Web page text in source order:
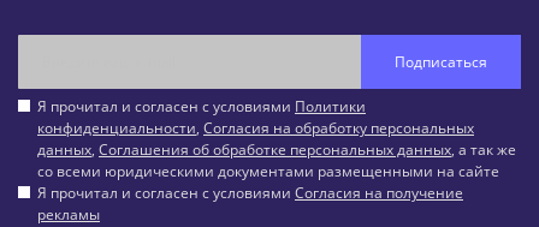
Подписаться
Я прочитал и согласен с условиями Политики
конфиденциальности, Согласия на обработку персональных
данных, Соглашения об обработке персональных данных, а так же
со всеми юридическими документами размещенными на сайте
Я прочитал и согласен с условиями Согласия на получение
рекламы